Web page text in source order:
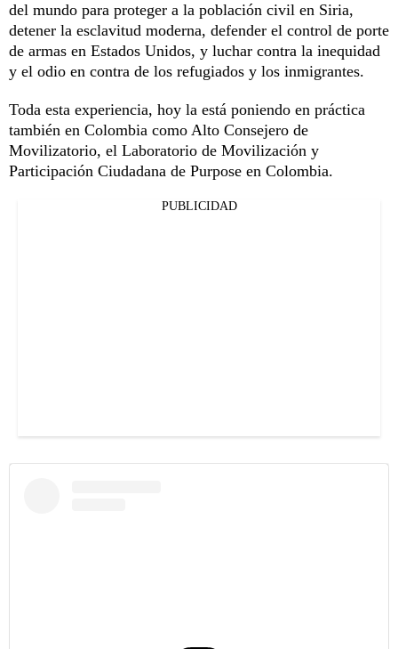
del mundo para proteger a la población civil en Siria,
detener la esclavitud moderna, defender el control de porte
de armas en Estados Unidos, y luchar contra la inequidad
y el odio en contra de los refugiados y los inmigrantes.
Toda esta experiencia, hoy la está poniendo en práctica
también en Colombia como Alto Consejero de
Movilizatorio, el Laboratorio de Movilización y
Participación Ciudadana de Purpose en Colombia.
PUBLICIDAD